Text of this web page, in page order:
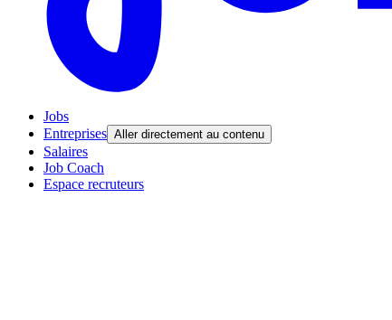
Jobs
Entreprises Aller directement au contenu
Salaires
Job Coach
Espace recruteurs